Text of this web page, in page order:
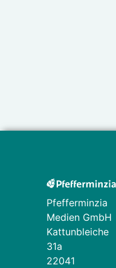
Pfefferminzia
Medien GmbH
Kattunbleiche
31a
22041